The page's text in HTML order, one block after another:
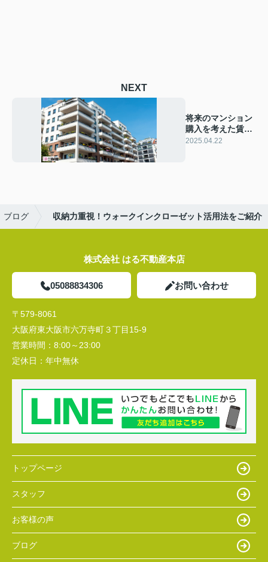
NEXT
将来のマンション
購入を考えた賃貸
選び！東大阪市の
2025.04.22
ブログ 収納力重視！ウォークインクローゼット活用法をご紹介
株式会社 はる不動産本店
05088834306 お問い合わせ
〒579-8061
大阪府東大阪市六万寺町３丁目15-9
営業時間： 8:00～23:00
定休日： 年中無休
トップページ
スタッフ
お客様の声
ブログ